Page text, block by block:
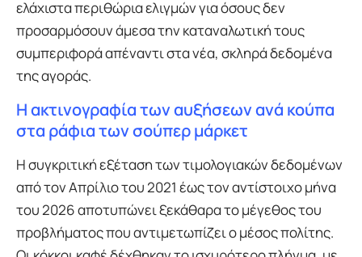
ελάχιστα περιθώρια ελιγμών για όσους δεν
προσαρμόσουν άμεσα την καταναλωτική τους
συμπεριφορά απέναντι στα νέα, σκληρά δεδομένα
της αγοράς.
Η ακτινογραφία των αυξήσεων ανά κούπα
στα ράφια των σούπερ μάρκετ
Η συγκριτική εξέταση των τιμολογιακών δεδομένων
από τον Απρίλιο του 2021 έως τον αντίστοιχο μήνα
του 2026 αποτυπώνει ξεκάθαρα το μέγεθος του
προβλήματος που αντιμετωπίζει ο μέσος πολίτης.